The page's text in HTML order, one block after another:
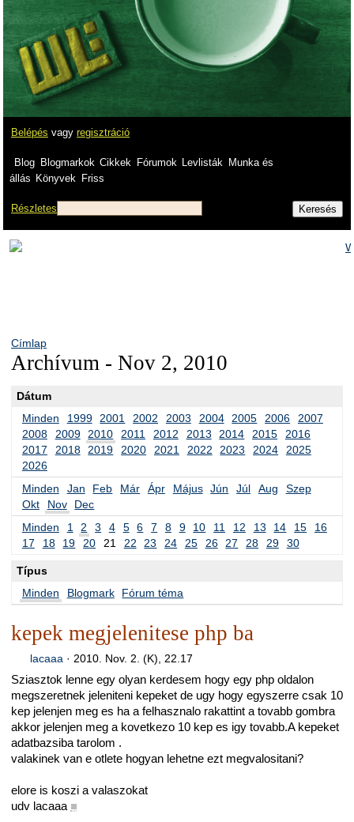
Belépés vagy regisztráció
Blog Blogmarkok Cikkek Fórumok Levlisták
Munka és
állás Könyvek Friss
Részletes
Címlap
Archívum - Nov 2, 2010
Dátum
Minden
1999 2001 2002 2003 2004 2005 2006
2007
2008
2009 2010 2011 2012 2013 2014 2015
2016
2017
2018 2019 2020 2021 2022 2023 2024
2025
2026
Minden
Jan Feb Már Ápr Május Jún Júl Aug
Szep
Okt
Nov
Dec
Minden
1 2 3 4 5 6 7 8 9 10 11 12 13 14 15
16
17
18 19 20 21 22 23 24 25 26 27 28 29 30
Típus
Minden
Blogmark Fórum téma
kepek megjelenitese php ba
lacaaa · 2010. Nov. 2. (K), 22.17
Sziasztok lenne egy olyan kerdesem hogy egy php oldalon
megszeretnek jeleniteni kepeket de ugy hogy egyszerre csak 10
kep jelenjen meg es ha a felhasznalo rakattint a tovabb gombra
akkor jelenjen meg a kovetkezo 10 kep es igy tovabb.A kepeket
adatbazsiba tarolom .
valakinek van e otlete hogyan lehetne ezt megvalositani?
elore is koszi a valaszokat
udv lacaaa ■